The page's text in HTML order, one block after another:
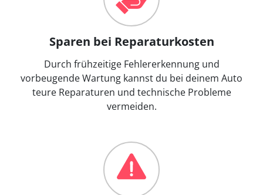
Sparen bei Reparaturkosten
Durch frühzeitige Fehlererkennung und
vorbeugende Wartung kannst du bei deinem Auto
teure Reparaturen und technische Probleme
vermeiden.